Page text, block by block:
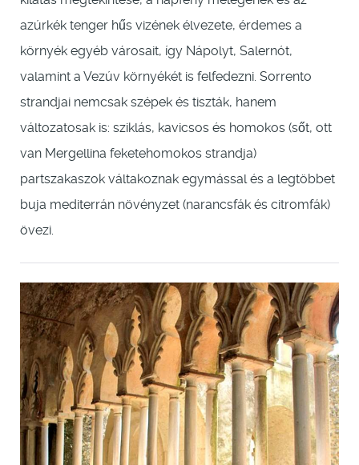
azúrkék tenger hűs vizének élvezete, érdemes a
környék egyéb városait, így Nápolyt, Salernót,
valamint a Vezúv környékét is felfedezni. Sorrento
strandjai nemcsak szépek és tiszták, hanem
változatosak is: sziklás, kavicsos és homokos (sőt, ott
van Mergellina feketehomokos strandja)
partszakaszok váltakoznak egymással és a legtöbbet
buja mediterrán növényzet (narancsfák és citromfák)
övezi.